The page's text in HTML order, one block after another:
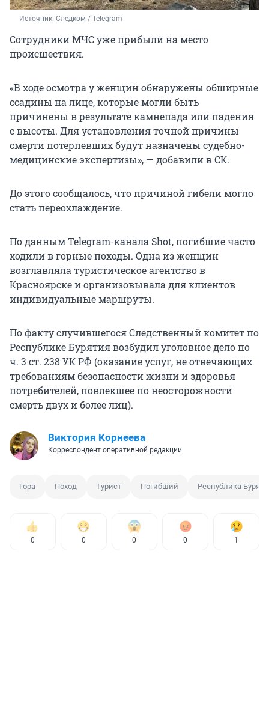
Источник: Следком / Telegram
Сотрудники МЧС уже прибыли на место
происшествия.
«В ходе осмотра у женщин обнаружены обширные
ссадины на лице, которые могли быть
причинены в результате камнепада или падения
с высоты. Для установления точной причины
смерти потерпевших будут назначены судебно-
медицинские экспертизы», — добавили в СК.
До этого сообщалось, что причиной гибели могло
стать переохлаждение.
По данным Telegram-канала Shot, погибшие часто
ходили в горные походы. Одна из женщин
возглавляла туристическое агентство в
Красноярске и организовывала для клиентов
индивидуальные маршруты.
По факту случившегося Следственный комитет по
Республике Бурятия возбудил уголовное дело по
ч. 3 ст. 238 УК РФ (оказание услуг, не отвечающих
требованиям безопасности жизни и здоровья
потребителей, повлекшее по неосторожности
смерть двух и более лиц).
Виктория Корнеева
Корреспондент оперативной редакции
Гора Поход Турист Погибший Республика
0 0 0 0 1